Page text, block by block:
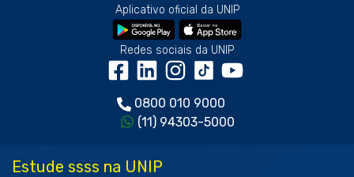
Aplicativo oficial da UNIP
Redes sociais da UNIP
0800 010 9000
(11) 94303-5000
Estude ssss na UNIP